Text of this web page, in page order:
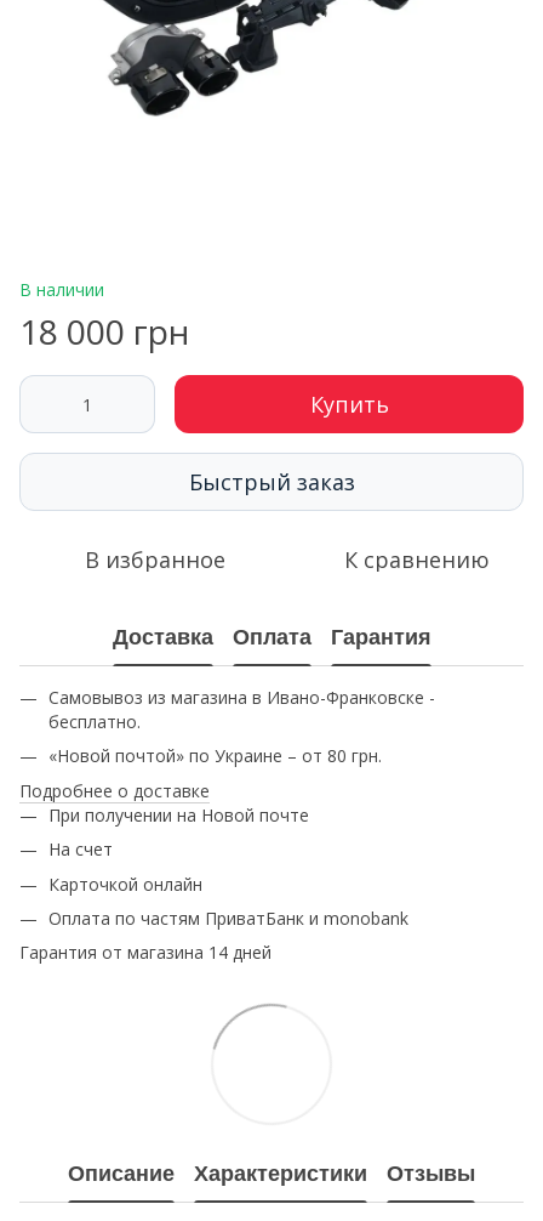
В наличии
18 000 грн
Купить
Быстрый заказ
В избранное К сравнению
Доставка Оплата Гарантия
Самовывоз из магазина в Ивано-Франковске -
бесплатно.
«Новой почтой» по Украине – от 80 грн.
Подробнее о доставке
При получении на Новой почте
На счет
Карточкой онлайн
Оплата по частям ПриватБанк и monobank
Гарантия от магазина 14 дней
Описание Характеристики Отзывы